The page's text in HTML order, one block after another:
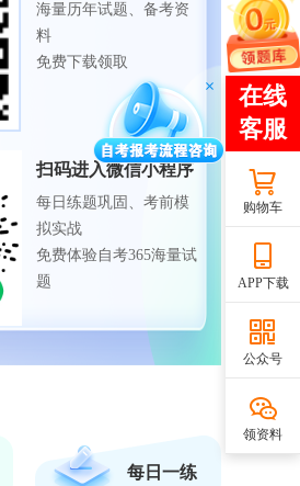
海量历年试题、备考资
料
免费下载领取
扫码进入微信小程序
每日练题巩固、考前模
拟实战
免费体验自考365海量试
题
每日一练
购物车
APP下载
公众号
领资料